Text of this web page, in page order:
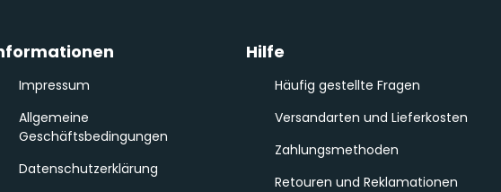
Impressum
Allgemeine
Geschäftsbedingungen
Datenschutzerklärung
Hilfe
Häufig gestellte Fragen
Versandarten und Lieferkosten
Zahlungsmethoden
Retouren und Reklamationen